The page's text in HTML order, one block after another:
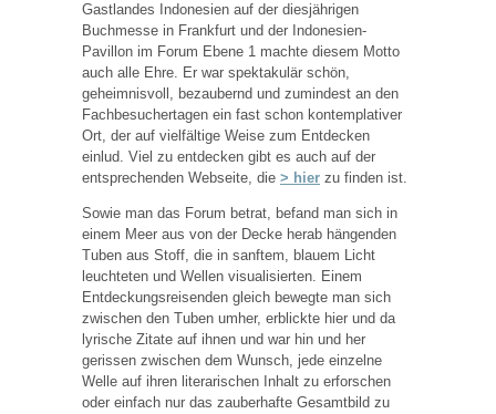
Gastlandes Indonesien auf der diesjährigen
Buchmesse in Frankfurt und der Indonesien-
Pavillon im Forum Ebene 1 machte diesem Motto
auch alle Ehre. Er war spektakulär schön,
geheimnisvoll, bezaubernd und zumindest an den
Fachbesuchertagen ein fast schon kontemplativer
Ort, der auf vielfältige Weise zum Entdecken
einlud. Viel zu entdecken gibt es auch auf der
entsprechenden Webseite, die > hier zu finden ist.
Sowie man das Forum betrat, befand man sich in
einem Meer aus von der Decke herab hängenden
Tuben aus Stoff, die in sanftem, blauem Licht
leuchteten und Wellen visualisierten. Einem
Entdeckungsreisenden gleich bewegte man sich
zwischen den Tuben umher, erblickte hier und da
lyrische Zitate auf ihnen und war hin und her
gerissen zwischen dem Wunsch, jede einzelne
Welle auf ihren literarischen Inhalt zu erforschen
oder einfach nur das zauberhafte Gesamtbild zu